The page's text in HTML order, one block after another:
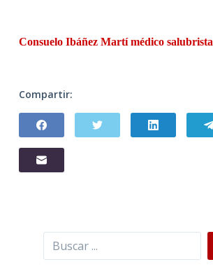
ConsueloIbáñez Martí médico salubrista
Compartir:
Buscar